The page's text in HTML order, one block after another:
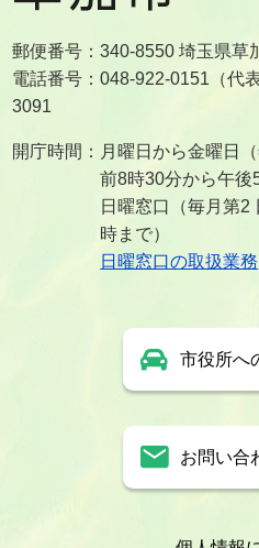
郵便番号：340-8550 埼玉県草
電話番号：048-922-0151（代
3091
開庁時間：月曜日から金曜日
前8時30分から午後
日曜窓口（毎月第
時まで）
日曜窓口の取扱業務
市役所へ
お問い合